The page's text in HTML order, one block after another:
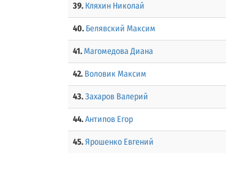
39. Кляхин Николай
40. Белявский Максим
41. Магомедова Диана
42. Воловик Максим
43. Захаров Валерий
44. Антипов Егор
45. Ярошенко Евгений